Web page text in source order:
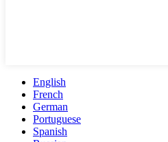
English
French
German
Portuguese
Spanish